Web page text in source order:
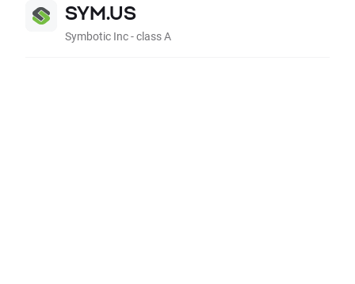
SYM.US
Symbotic Inc - class A